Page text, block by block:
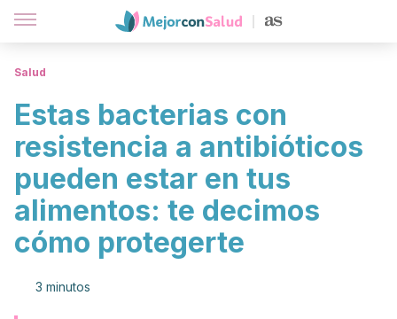
Salud
Estas bacterias con
resistencia a antibióticos
pueden estar en tus
alimentos: te decimos
cómo protegerte
3 minutos